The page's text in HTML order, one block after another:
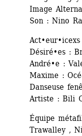
Image
Son : Nino
Désiré•es :
André•e :
Maxime :
Danseuse
Artiste : Bili
Équipe
Trawalley ,